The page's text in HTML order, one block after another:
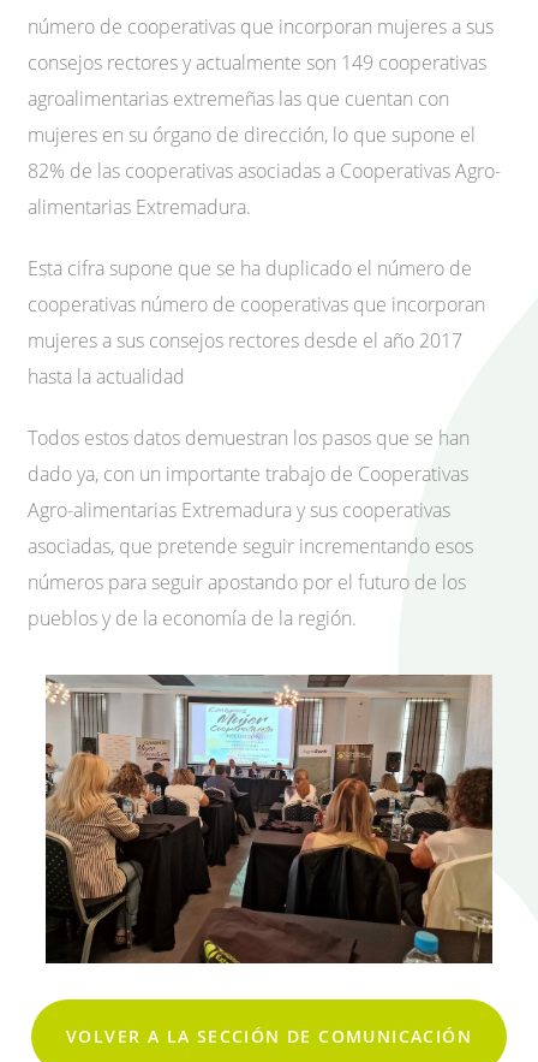
número de cooperativas que incorporan mujeres a sus
consejos rectores y actualmente son 149 cooperativas
agroalimentarias extremeñas las que cuentan con
mujeres en su órgano de dirección, lo que supone el
82% de las cooperativas asociadas a Cooperativas Agro-
alimentarias Extremadura.
Esta cifra supone que se ha duplicado el número de
cooperativas número de cooperativas que incorporan
mujeres a sus consejos rectores desde el año 2017
hasta la actualidad
Todos estos datos demuestran los pasos que se han
dado ya, con un importante trabajo de Cooperativas
Agro-alimentarias Extremadura y sus cooperativas
asociadas, que pretende seguir incrementando esos
números para seguir apostando por el futuro de los
pueblos y de la economía de la región.
VOLVER A LA SECCIÓN DE COMUNICACIÓN